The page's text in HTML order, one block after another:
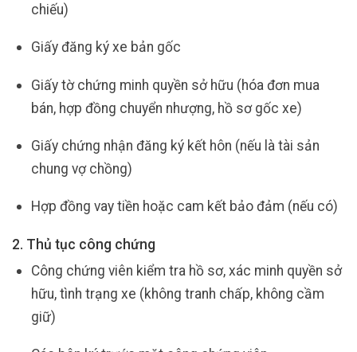
chiếu)
Giấy đăng ký xe bản gốc
Giấy tờ chứng minh quyền sở hữu (hóa đơn mua
bán, hợp đồng chuyển nhượng, hồ sơ gốc xe)
Giấy chứng nhận đăng ký kết hôn (nếu là tài sản
chung vợ chồng)
Hợp đồng vay tiền hoặc cam kết bảo đảm (nếu có)
2. Thủ tục công chứng
Công chứng viên kiểm tra hồ sơ, xác minh quyền sở
hữu, tình trạng xe (không tranh chấp, không cầm
giữ)